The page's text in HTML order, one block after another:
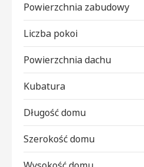
Powierzchnia zabudowy
Liczba pokoi
Powierzchnia dachu
Kubatura
Długość domu
Szerokość domu